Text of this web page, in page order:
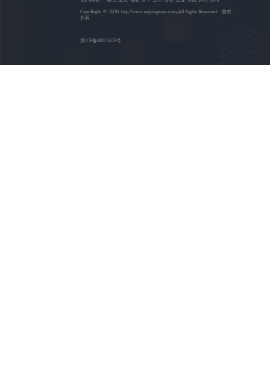
CopyRight © 2020 http://www.eqiyingxiao.com,All Rights Reserved. 版权
所有
浙ICP备08015676号